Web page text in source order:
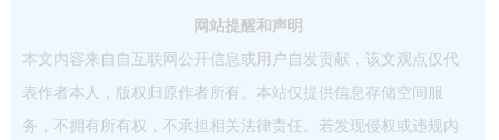
网站提醒和声明
本文内容来自自互联网公开信息或用户自发贡献，该文观点仅代
表作者本人，版权归原作者所有。本站仅提供信息存储空间服
务，不拥有所有权，不承担相关法律责任。若发现侵权或违规内